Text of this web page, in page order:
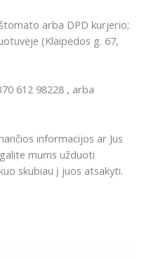
arba DPD kurjerio;
(Klaipėdos g. 67,
612 98228 , arba
informacijos ar Jus
mums užduoti
skubiau į juos atsakyti.